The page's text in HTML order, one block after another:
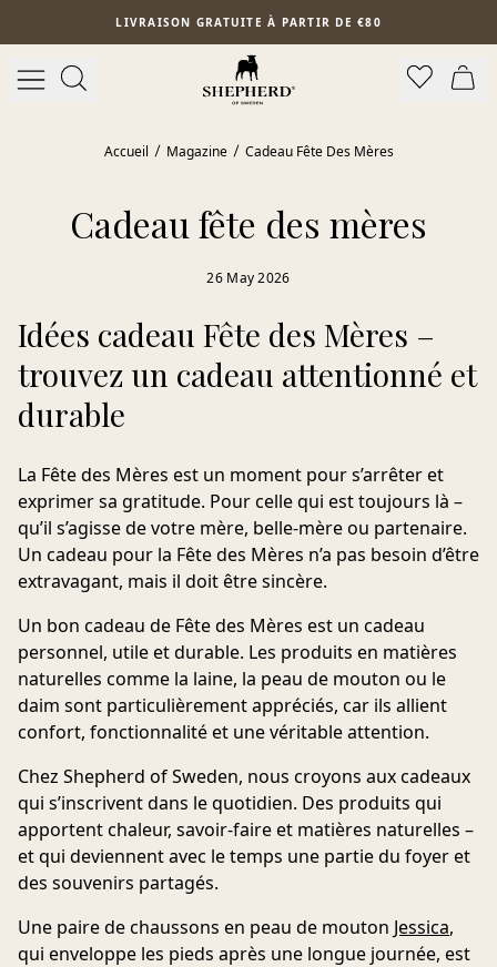
Aller au contenu principalLIVRAISON GRATUITE À PARTIR DE €80
Accueil Magazine Cadeau Fête Des Mères
Cadeau fête des mères
26 May 2026
Idées cadeau Fête des Mères –
trouvez un cadeau attentionné et
durable
La Fête des Mères est un moment pour s’arrêter et
exprimer sa gratitude. Pour celle qui est toujours là –
qu’il s’agisse de votre mère, belle-mère ou partenaire.
Un cadeau pour la Fête des Mères n’a pas besoin d’être
extravagant, mais il doit être sincère.
Un bon cadeau de Fête des Mères est un cadeau
personnel, utile et durable. Les produits en matières
naturelles comme la laine, la peau de mouton ou le
daim sont particulièrement appréciés, car ils allient
confort, fonctionnalité et une véritable attention.
Chez Shepherd of Sweden, nous croyons aux cadeaux
qui s’inscrivent dans le quotidien. Des produits qui
apportent chaleur, savoir-faire et matières naturelles –
et qui deviennent avec le temps une partie du foyer et
des souvenirs partagés.
Une paire dechaussons en peau de mouton Jessica,
qui enveloppe les pieds après une longue journée, est